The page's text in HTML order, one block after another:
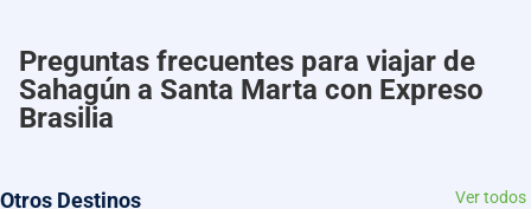
Preguntas frecuentes para viajar de
Sahagún a Santa Marta con Expreso
Brasilia
Otros Destinos Ver todos